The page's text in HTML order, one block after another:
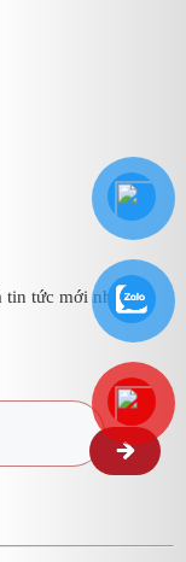
tin tức mới nhất từ